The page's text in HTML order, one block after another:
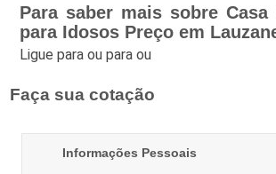
Para saber mais sobre Casa
para Idosos Preço em
Ligue paraou paraou
Faça sua cotação
Informações Pessoais